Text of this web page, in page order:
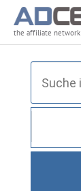
the affiliate network